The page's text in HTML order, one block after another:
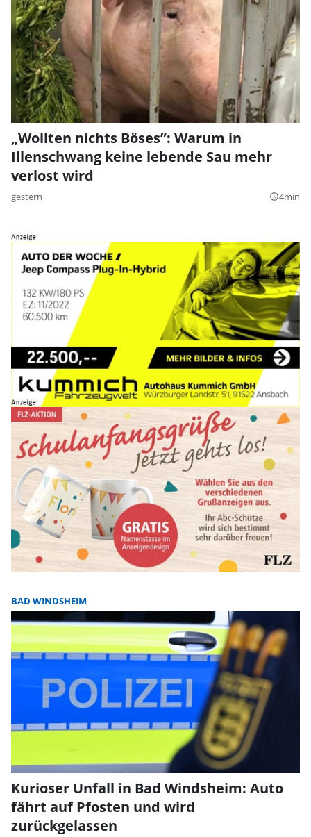
„Wollten nichts Böses”: Warum in
Illenschwang keine lebende Sau mehr
verlost wird
gestern query_builder4min
BAD WINDSHEIM
Kurioser Unfall in Bad Windsheim: Auto
fährt auf Pfosten und wird
zurückgelassen